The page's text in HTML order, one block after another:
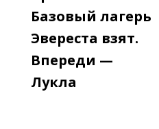
Базовый лагерь
Эвереста взят.
Впереди —
Лукла